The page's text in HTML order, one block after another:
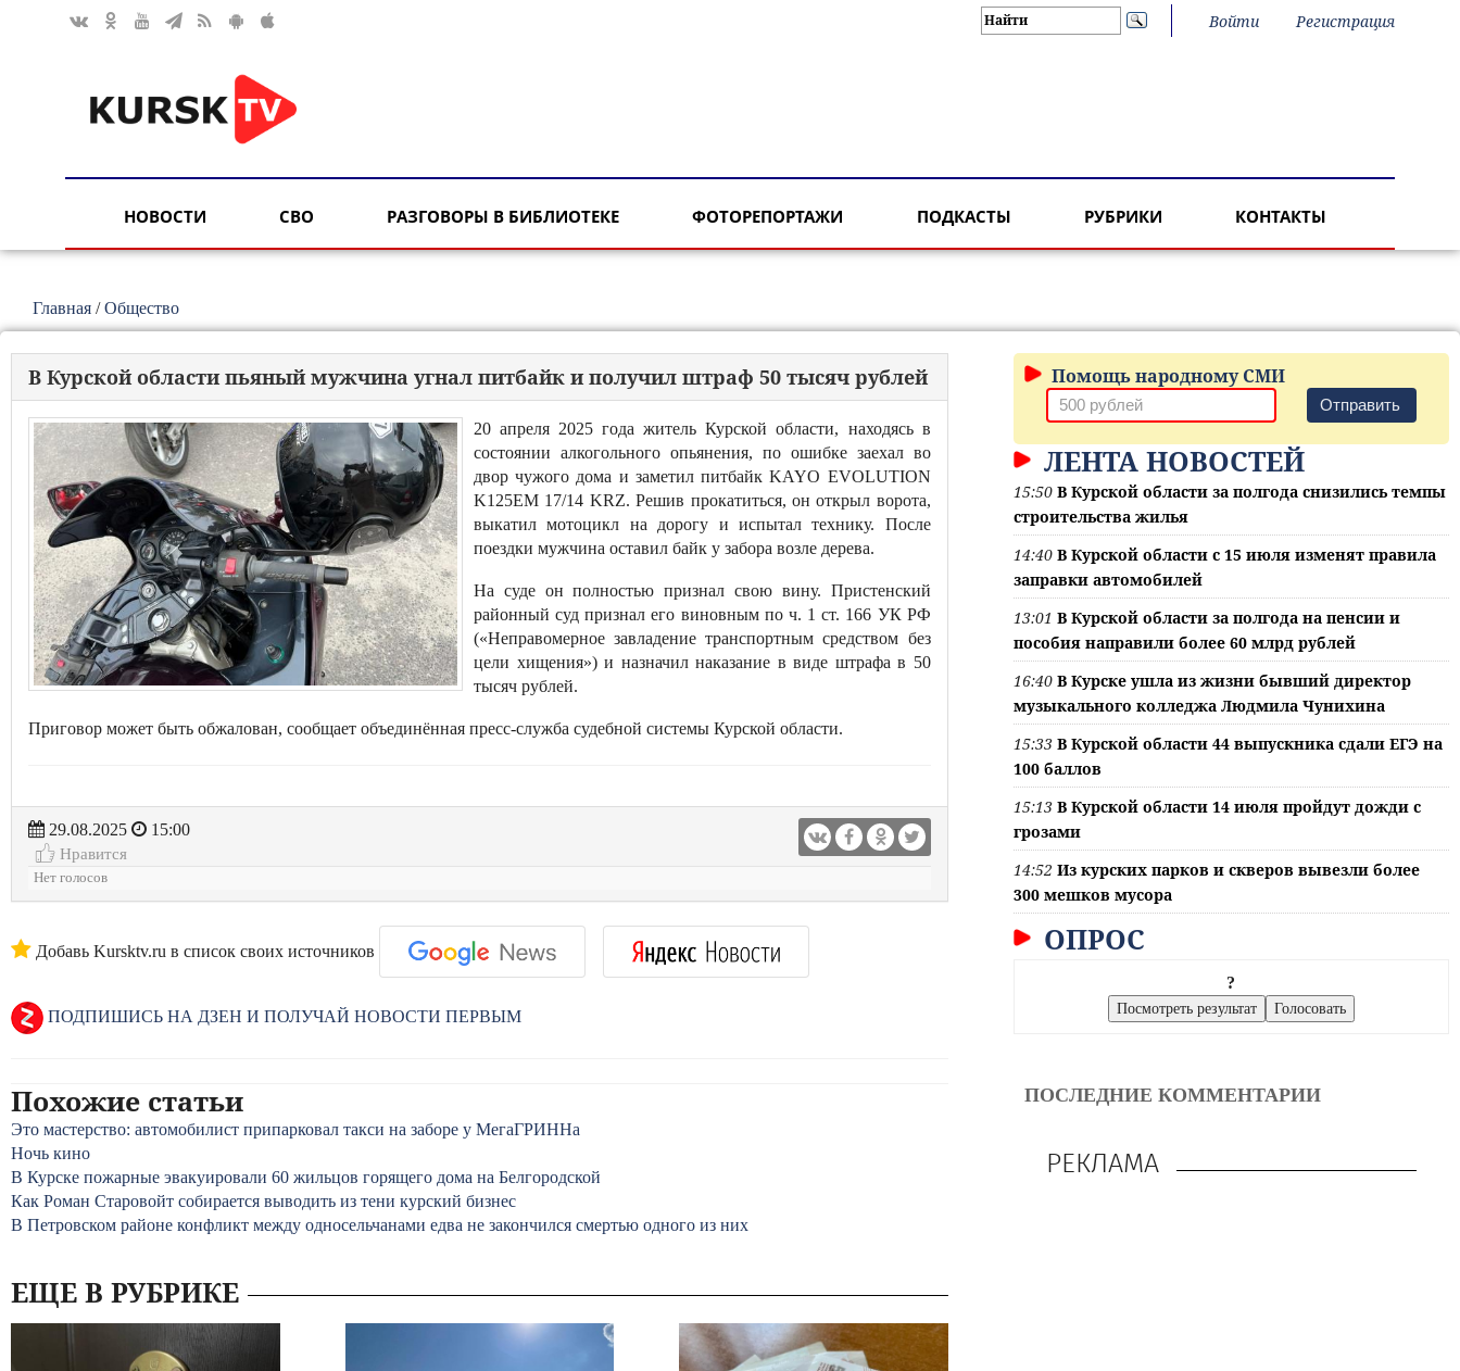
Войти Регистрация
НОВОСТИ СВО РАЗГОВОРЫ В БИБЛИОТЕКЕ ФОТОРЕПОРТАЖИ ПОДКАСТЫ РУБРИКИ КОНТАКТЫ
Главная /Общество
В Курской области пьяный мужчина угнал питбайк и получил штраф 50 тысяч рублей
20 апреля 2025 года житель Курской области, находясь в
состоянии алкогольного опьянения, по ошибке заехал во
двор чужого дома и заметил питбайк KAYO EVOLUTION
K125EM 17/14 KRZ. Решив прокатиться, он открыл ворота,
выкатил мотоцикл на дорогу и испытал технику. После
поездки мужчина оставил байк у забора возле дерева.
На суде он полностью признал свою вину. Пристенский
районный суд признал его виновным по ч. 1 ст. 166 УК РФ
(«Неправомерное завладение транспортным средством без
цели хищения») и назначил наказание в виде штрафа в 50
тысяч рублей.
Приговор может быть обжалован, сообщает объединённая пресс-служба судебной системы Курской области.
29.08.2025
15:00
Нравится
Нет голосов
Добавь Kursktv.ru в список своих источников
ПОДПИШИСЬ НА ДЗЕН И ПОЛУЧАЙ НОВОСТИ ПЕРВЫМ
Похожие статьи
Это мастерство: автомобилист припарковал такси на заборе у МегаГРИННа
Ночь кино
В Курске пожарные эвакуировали 60 жильцов горящего дома на Белгородской
Как Роман Старовойт собирается выводить из тени курский бизнес
В Петровском районе конфликт между односельчанами едва не закончился смертью одного из них
ЕЩЕ В РУБРИКЕ
Помощь народному СМИ
Отправить
ЛЕНТА НОВОСТЕЙ
15:50 В Курской области за полгода снизились темпы
строительства жилья
14:40 В Курской области с 15 июля изменят правила
заправки автомобилей
13:01 В Курской области за полгода на пенсии и
пособия направили более 60 млрд рублей
16:40 В Курске ушла из жизни бывший директор
музыкального колледжа Людмила Чунихина
15:33 В Курской области 44 выпускника сдали ЕГЭ на
100 баллов
15:13 В Курской области 14 июля пройдут дожди с
грозами
14:52 Из курских парков и скверов вывезли более
300 мешков мусора
ОПРОС
?
ПОСЛЕДНИЕ КОММЕНТАРИИ
РЕКЛАМА